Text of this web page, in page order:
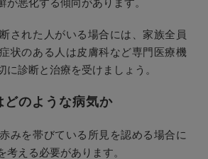
が悪化する傾向があります。
された人がいる場合には、家族全員
状のある人は皮膚科など専門医療機
に診断と治療を受けましょう。
どのような病気か
みを帯びている所見を認める場合に
考える必要があります。